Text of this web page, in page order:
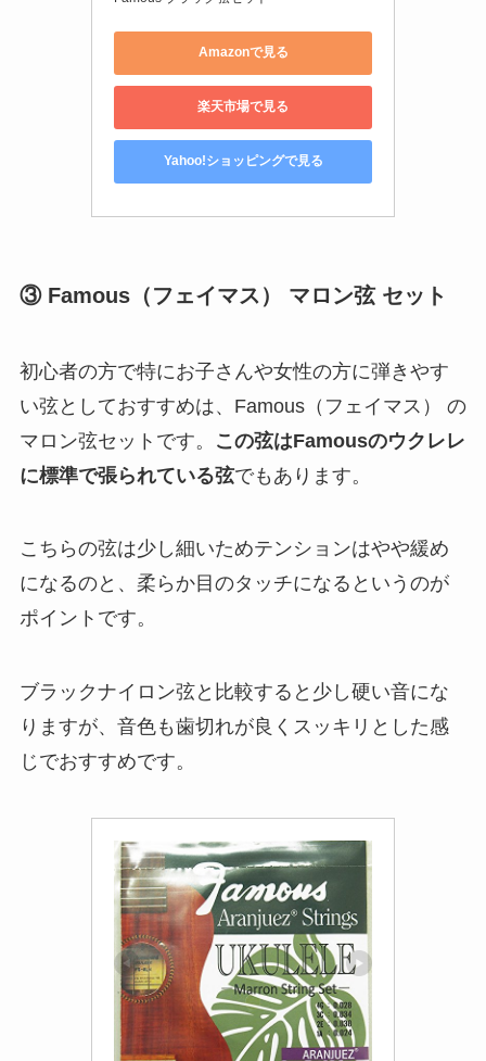
Amazonで見る
楽天市場で見る
Yahoo!ショッピングで見る
③ Famous（フェイマス） マロン弦 セット
初心者の方で特にお子さんや女性の方に弾きやす
い弦としておすすめは、Famous（フェイマス） の
マロン弦セットです。
この弦はFamousのウクレレ
に標準で張られている弦でもあります。
こちらの弦は少し細いためテンションはやや緩め
になるのと、柔らか目のタッチになるというのが
ポイントです。
ブラックナイロン弦と比較すると少し硬い音にな
りますが、音色も歯切れが良くスッキリとした感
じでおすすめです。